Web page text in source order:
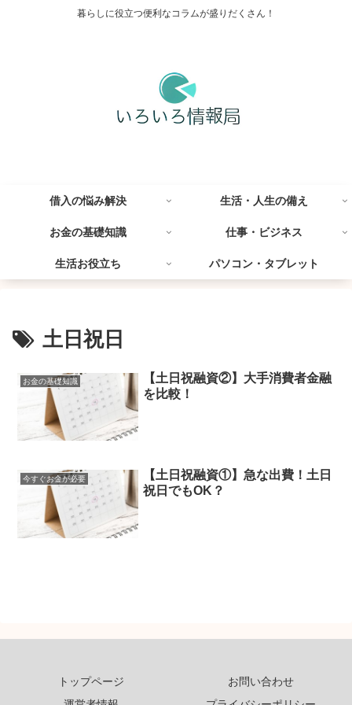
暮らしに役立つ便利なコラムが盛りだくさん！
借入の悩み解決 生活・人生の備え
お金の基礎知識 仕事・ビジネス
生活お役立ち パソコン・タブレット
土日祝日
お金の基礎知識
【土日祝融資②】大手消費者金融
を比較！
今すぐお金が必要
【土日祝融資①】急な出費！土日
祝日でもOK？
トップページ
お問い合わせ